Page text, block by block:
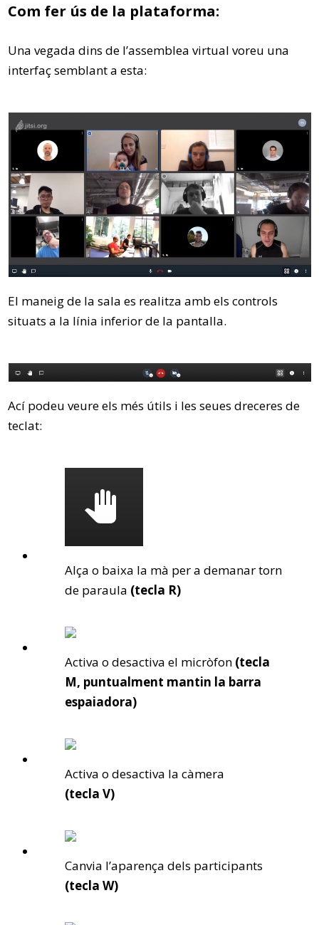
Com fer ús de la plataforma:
Una vegada dins de l’assemblea virtual voreu una
interfaç semblant a esta:
El maneig de la sala es realitza amb els controls
situats a la línia inferior de la pantalla.
Ací podeu veure els més útils i les seues dreceres de
teclat:
Alça o baixa la mà per a demanar torn
de paraula (tecla R)
Activa o desactiva el micròfon (tecla
M, puntualment mantin la barra
espaiadora)
Activa o desactiva la càmera
(tecla V)
Canvia l’aparença dels participants
(tecla W)